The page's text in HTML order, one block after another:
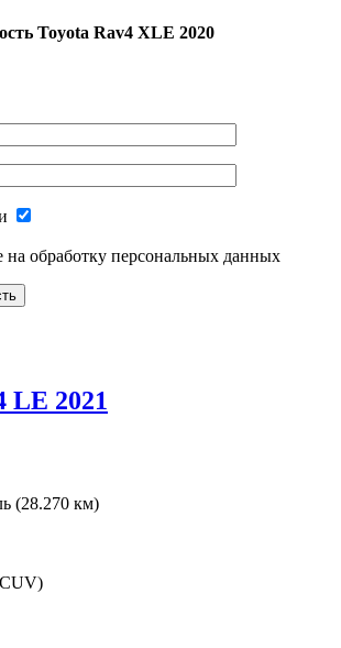
Toyota Rav4 XLE 2020
на обработку персональных данных
LE 2021
(28.270 км)